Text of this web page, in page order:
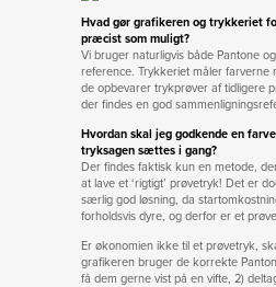
Hvad gør grafikeren og trykkeriet
præcist som muligt?
Vi bruger naturligvis både Pantone
reference. Trykkeriet måler farverne
de opbevarer trykprøver af tidligere
der findes en god
Hvordan skal jeg godkende en
tryksagen sættes i gang?
Der findes faktisk kun en metode,
at lave et ‘rigtigt’ prøvetryk! Det er
særlig god løsning, da
forholdsvis dyre, og derfor er et
Er økonomien ikke til et prøvetryk,
grafikeren bruger de korrekte
få dem gerne vist på en vifte, 2)